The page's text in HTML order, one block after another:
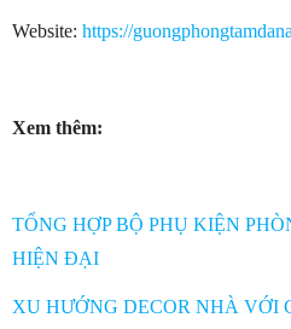
Website: https://
Xem thêm:
TỔNG HỢP BỘ PHỤ KIỆN
HIỆN ĐẠI
XU HƯỚNG DECOR NHÀ VỚI